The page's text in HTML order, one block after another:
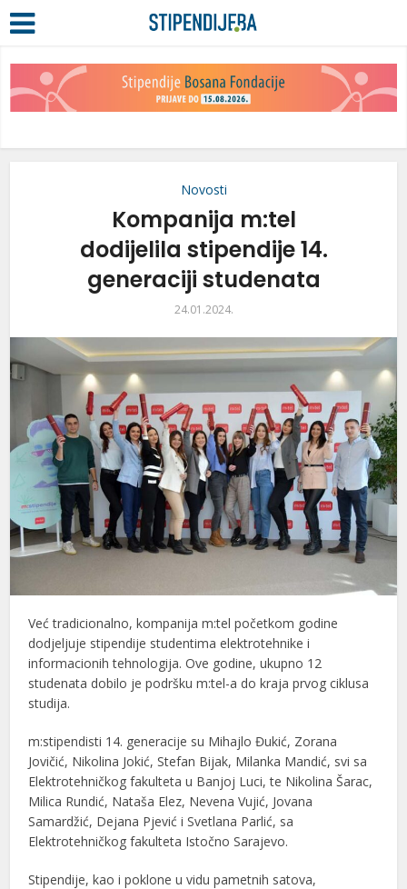
Novosti
Kompanija m:tel
dodijelila stipendije 14.
generaciji studenata
24.01.2024.
Već tradicionalno, kompanija m:tel početkom godine
dodjeljuje stipendije studentima elektrotehnike i
informacionih tehnologija. Ove godine, ukupno 12
studenata dobilo je podršku m:tel-a do kraja prvog ciklusa
studija.
m:stipendisti 14. generacije su Mihajlo Đukić, Zorana
Jovičić, Nikolina Jokić, Stefan Bijak, Milanka Mandić, svi sa
Elektrotehničkog fakulteta u Banjoj Luci, te Nikolina Šarac,
Milica Rundić, Nataša Elez, Nevena Vujić, Jovana
Samardžić, Dejana Pjević i Svetlana Parlić, sa
Elektrotehničkog fakulteta Istočno Sarajevo.
Stipendije, kao i poklone u vidu pametnih satova,